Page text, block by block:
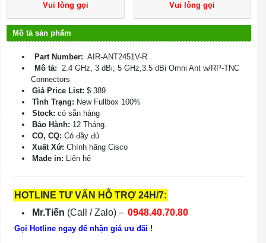
Vui lòng gọi
Vui lòng gọi
Mô tả sản phẩm
Part Number: AIR-ANT2451V-R
Mô tả: 2.4 GHz, 3 dBi; 5 GHz,3.5 dBi Omni Ant w/RP-TNC
Connectors
Giá Price List: $ 389
Tình Trạng: New Fullbox 100%
Stock: có sẵn hàng
Bảo Hành: 12 Tháng.
CO, CQ: Có đầy đủ
Xuất Xứ: Chính hãng Cisco
Made in: Liên hệ
HOTLINE TƯ VẤN HỖ TRỢ 24H/7:
Mr.Tiến (Call / Zalo) – 0948.40.70.80
Gọi Hotline ngay để nhận giá ưu đãi !